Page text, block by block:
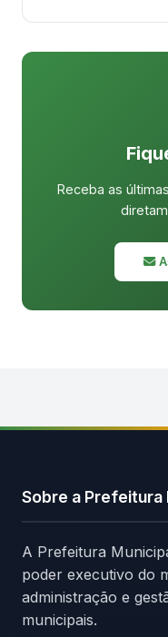
Receba as
Sobre a Prefeitura
A Prefeitura
poder executivo do
administração e
municipais.